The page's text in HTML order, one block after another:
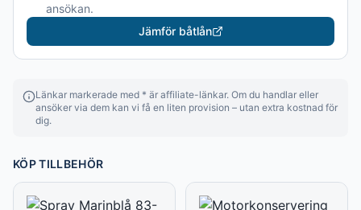
ansökan.
Jämför båtlån
Länkar markerade med * är affiliate-länkar. Om du handlar eller
ansöker via dem kan vi få en liten provision – utan extra kostnad för
dig.
KÖP TILLBEHÖR